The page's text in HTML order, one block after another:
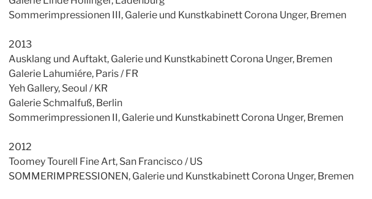
Sommerimpressionen III, Galerie und Kunstkabinett Corona Unger, Bremen
2013
Ausklang und Auftakt, Galerie und Kunstkabinett Corona Unger, Bremen
Galerie Lahumiére, Paris / FR
Yeh Gallery, Seoul / KR
Galerie Schmalfuß, Berlin
Sommerimpressionen II, Galerie und Kunstkabinett Corona Unger, Bremen
2012
Toomey Tourell Fine Art, San Francisco / US
SOMMERIMPRESSIONEN, Galerie und Kunstkabinett Corona Unger, Bremen